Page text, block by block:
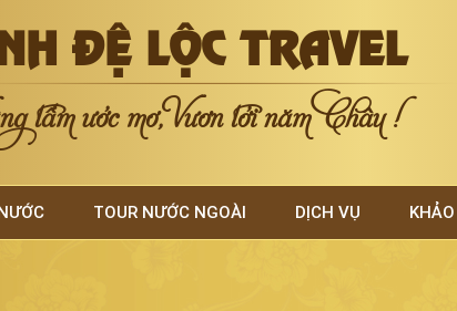
ĐỆ LỘC TRAVEL
tầm ước mơ, Vươn tới năm Châu !
TOUR NƯỚC NGOÀI DỊCH VỤ